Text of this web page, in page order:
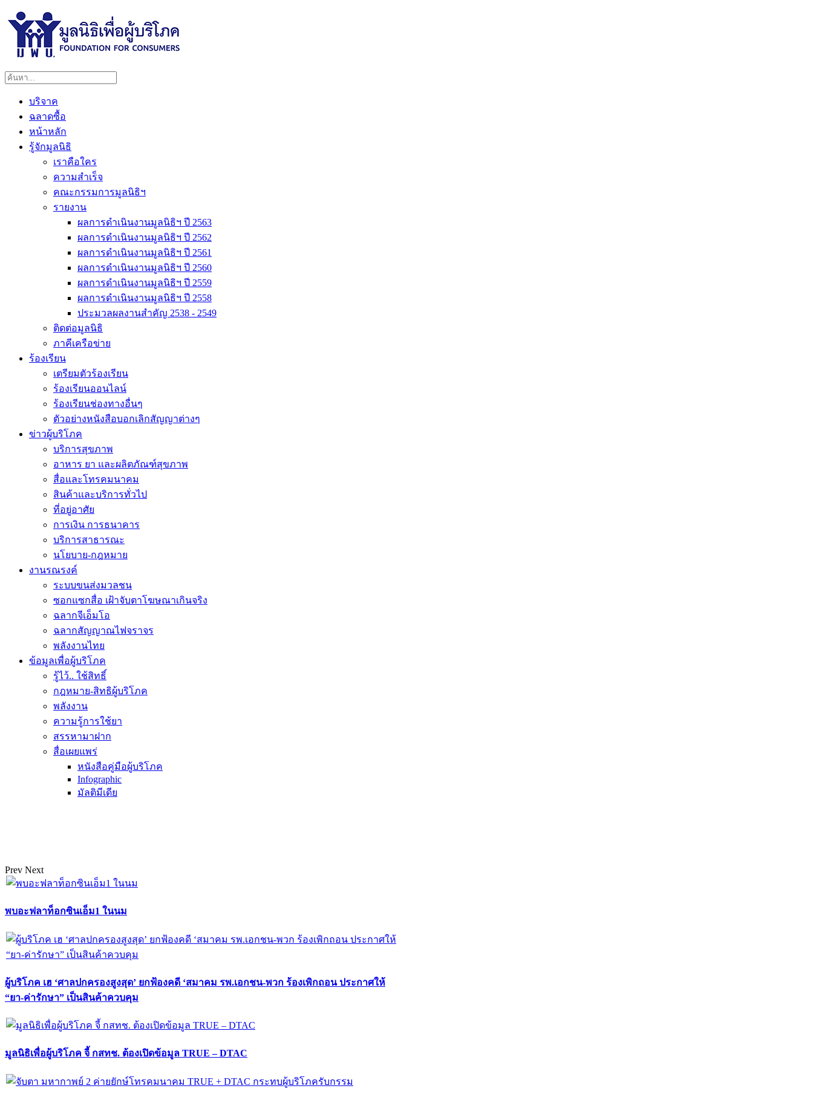
บริจาค
ฉลาดซื้อ
หน้าหลัก
รู้จักมูลนิธิ
เราคือใคร
ความสำเร็จ
คณะกรรมการมูลนิธิฯ
รายงาน
ผลการดำเนินงานมูลนิธิฯ ปี 2563
ผลการดำเนินงานมูลนิธิฯ ปี 2562
ผลการดำเนินงานมูลนิธิฯ ปี 2561
ผลการดำเนินงานมูลนิธิฯ ปี 2560
ผลการดำเนินงานมูลนิธิฯ ปี 2559
ผลการดำเนินงานมูลนิธิฯ ปี 2558
ประมวลผลงานสำคัญ 2538 - 2549
ติดต่อมูลนิธิ
ภาคีเครือข่าย
ร้องเรียน
เตรียมตัวร้องเรียน
ร้องเรียนออนไลน์
ร้องเรียนช่องทางอื่นๆ
ตัวอย่างหนังสือบอกเลิกสัญญาต่างๆ
ข่าวผู้บริโภค
บริการสุขภาพ
อาหาร ยา และผลิตภัณฑ์สุขภาพ
สื่อและโทรคมนาคม
สินค้าและบริการทั่วไป
ที่อยู่อาศัย
การเงิน การธนาคาร
บริการสาธารณะ
นโยบาย-กฎหมาย
งานรณรงค์
ระบบขนส่งมวลชน
ซอกแซกสื่อ เฝ้าจับตาโฆษณาเกินจริง
ฉลากจีเอ็มโอ
ฉลากสัญญาณไฟจราจร
พลังงานไทย
ข้อมูลเพื่อผู้บริโภค
รู้ไว้.. ใช้สิทธิ์
กฎหมาย-สิทธิผู้บริโภค
พลังงาน
ความรู้การใช้ยา
สรรหามาฝาก
สื่อเผยแพร่
หนังสือคู่มือผู้บริโภค
Infographic
มัลติมีเดีย
Prev Next
พบอะฟลาท็อกซินเอ็ม1 ในนม
ผู้บริโภค เฮ ‘ศาลปกครองสูงสุด’ ยกฟ้องคดี ‘สมาคม รพ.เอกชน-พวก ร้องเพิกถอน ประกาศให้
“ยา-ค่ารักษา” เป็นสินค้าควบคุม
มูลนิธิเพื่อผู้บริโภค จี้ กสทช. ต้องเปิดข้อมูล TRUE – DTAC